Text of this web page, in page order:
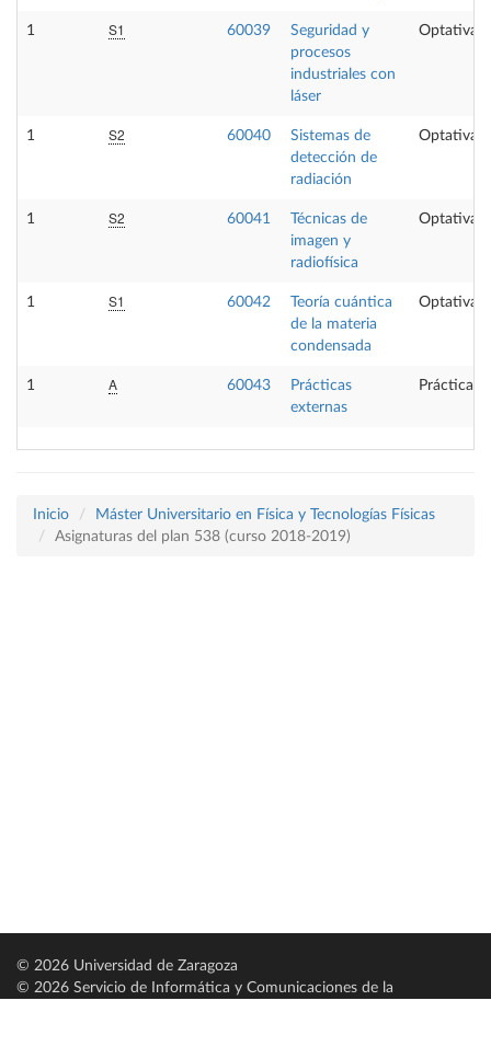
1 S1 60039
Seguridad y
procesos
industriales con
láser
Optativa
1 S2 60040
Sistemas de
detección de
radiación
Optativa
1 S2 60041
Técnicas de
imagen y
radiofísica
Optativa
1 S1 60042
Teoría cuántica
de la materia
condensada
Optativa
1 A 60043
Prácticas
externas
Prácticas
Inicio
Máster Universitario en Física y Tecnologías Físicas
Asignaturas del plan 538 (curso 2018-2019)
© 2026 Universidad de Zaragoza
© 2026 Servicio de Informática y Comunicaciones de la